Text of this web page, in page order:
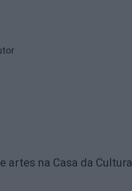
artes na Casa da Cultura